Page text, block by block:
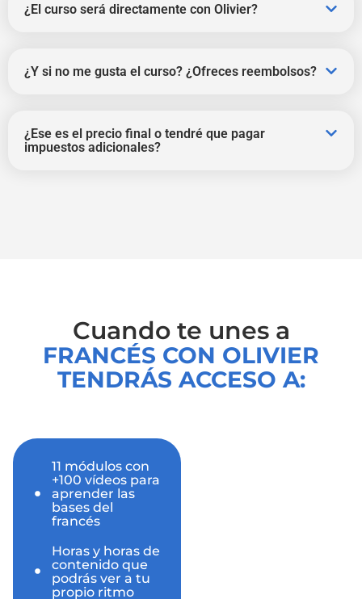
¿El curso será directamente con Olivier?
¿Y si no me gusta el curso? ¿Ofreces reembolsos?
¿Ese es el precio final o tendré que pagar
impuestos adicionales?
Cuando te unes a
FRANCÉS CON OLIVIER
TENDRÁS ACCESO A:
11 módulos con
+100 vídeos para
aprender las
bases del
francés
Horas y horas de
contenido que
podrás ver a tu
propio ritmo